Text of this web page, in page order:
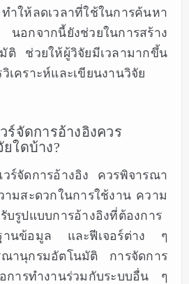
ห้ลดเวลาที่ใช้ในการค้นหา
กจากนี้ยังช่วยในการสร้าง
ติ ช่วยให้ผู้วิจัยมีเวลามากขึ้น
เคราะห์และเขียนงานวิจัย
ร์จัดการอ้างอิงควร
ใดบ้าง?
ร์จัดการอ้างอิง ควรพิจารณา
มสะดวกในการใช้งาน ความ
บรูปแบบการอ้างอิงที่ต้องการ
านข้อมูล และฟีเจอร์ต่าง ๆ
ณานุกรมอัตโนมัติ การจัดการ
ารทำงานร่วมกับระบบอื่น ๆ